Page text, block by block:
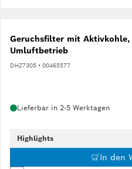
Geruchsfilter mit
Umluftbetrieb
DHZ7305 • 00465577
Lieferbar in 2-5 Werktagen
Highlights
In den